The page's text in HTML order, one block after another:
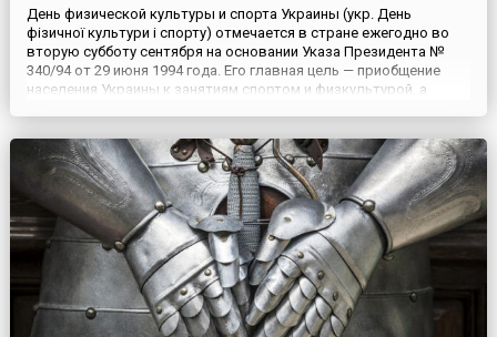
День физической культуры и спорта Украины (укр. День
фізичної культури і спорту) отмечается в стране ежегодно во
вторую субботу сентября на основании Указа Президента №
340/94 от 29 июня 1994 года. Его главная цель — приобщение
населения Украины к занятиям спортом и физкультурой, а
любител...